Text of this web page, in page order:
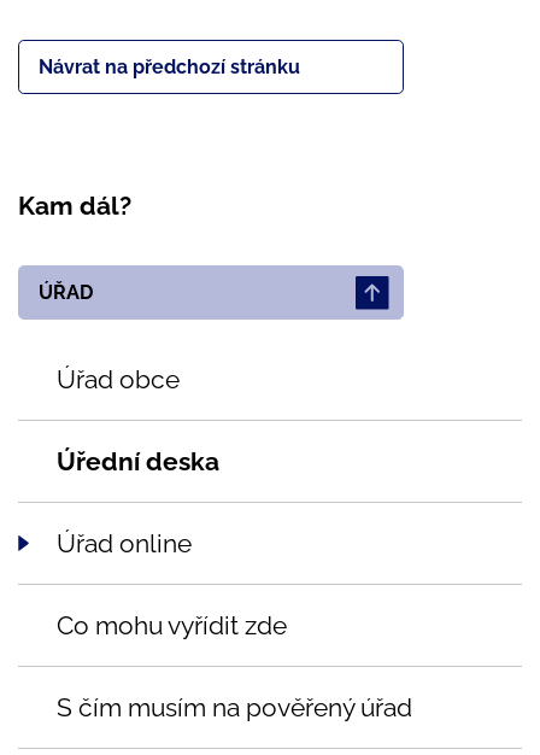
Návrat na předchozí stránku
Kam dál?
ÚŘAD
Úřad obce
Úřední deska
Úřad online
Co mohu vyřídit zde
S čím musím na pověřený úřad